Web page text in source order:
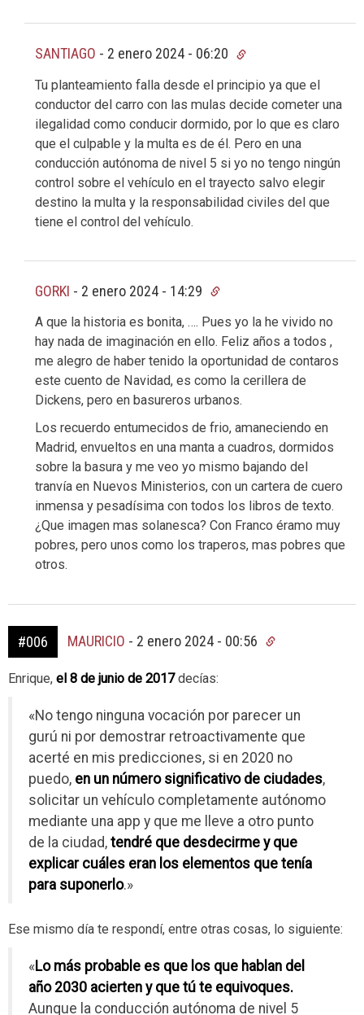
SANTIAGO - 2 enero 2024 - 06:20
Tu planteamiento falla desde el principio ya que el
conductor del carro con las mulas decide cometer una
ilegalidad como conducir dormido, por lo que es claro
que el culpable y la multa es de él. Pero en una
conducción autónoma de nivel 5 si yo no tengo ningún
control sobre el vehículo en el trayecto salvo elegir
destino la multa y la responsabilidad civiles del que
tiene el control del vehículo.
GORKI - 2 enero 2024 - 14:29
A que la historia es bonita, …. Pues yo la he vivido no
hay nada de imaginación en ello. Feliz años a todos ,
me alegro de haber tenido la oportunidad de contaros
este cuento de Navidad, es como la cerillera de
Dickens, pero en basureros urbanos.
Los recuerdo entumecidos de frio, amaneciendo en
Madrid, envueltos en una manta a cuadros, dormidos
sobre la basura y me veo yo mismo bajando del
tranvía en Nuevos Ministerios, con un cartera de cuero
inmensa y pesadísima con todos los libros de texto.
¿Que imagen mas solanesca? Con Franco éramo muy
pobres, pero unos como los traperos, mas pobres que
otros.
#006 MAURICIO - 2 enero 2024 - 00:56
Enrique, el 8 de junio de 2017decías:
«No tengo ninguna vocación por parecer un
gurú ni por demostrar retroactivamente que
acerté en mis predicciones, si en 2020 no
puedo, en un número significativo de ciudades,
solicitar un vehículo completamente autónomo
mediante una app y que me lleve a otro punto
de la ciudad, tendré que desdecirme y que
explicar cuáles eran los elementos que tenía
para suponerlo.»
Ese mismo día te respondí, entre otras cosas, lo siguiente:
«Lo más probable es que los que hablan del
año 2030 acierten y que tú te equivoques.
Aunque la conducción autónoma de nivel 5